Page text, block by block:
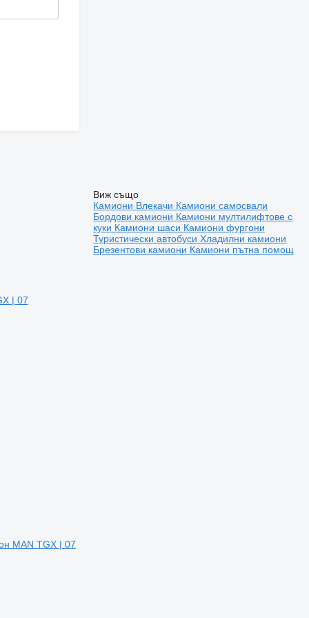
| 07
MAN TGX | 07
Виж също
Камиони Влекачи Камиони самосвали
Бордови камиони Камиони мултилифтове с
куки Камиони шаси Камиони фургони
Туристически автобусиХладилни камиони
Брезентови камиони Камиони пътна помощ